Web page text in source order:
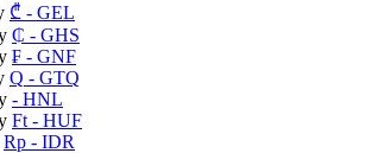
₾ - GEL
₵ - GHS
₣ - GNF
Q - GTQ
- HNL
Ft - HUF
Rp - IDR